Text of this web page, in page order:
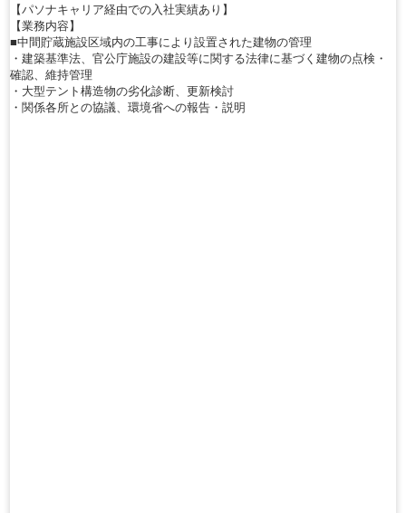
【パソナキャリア経由での入社実績あり】
【業務内容】
■中間貯蔵施設区域内の工事により設置された建物の管理
・建築基準法、官公庁施設の建設等に関する法律に基づく建物の点検・
確認、維持管理
・大型テント構造物の劣化診断、更新検討
・関係各所との協議、環境省への報告・説明